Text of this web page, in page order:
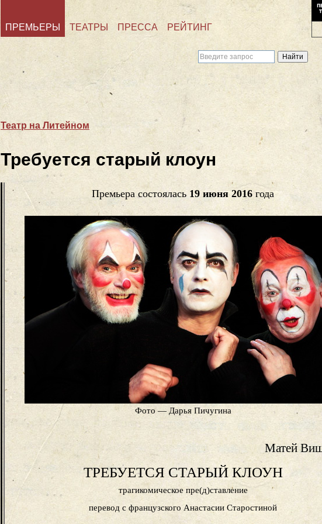
ПРЕМЬЕРЫ ТЕАТРЫ ПРЕССА РЕЙТИНГ
Театр на Литейном
Требуется старый клоун
Премьера состоялась 19 июня 2016 года
Фото — Дарья Пичугина
Матей
ТРЕБУЕТСЯ СТАРЫЙ КЛОУН
трагикомическое пре(д)ставление
перевод с французского Анастасии Старостиной